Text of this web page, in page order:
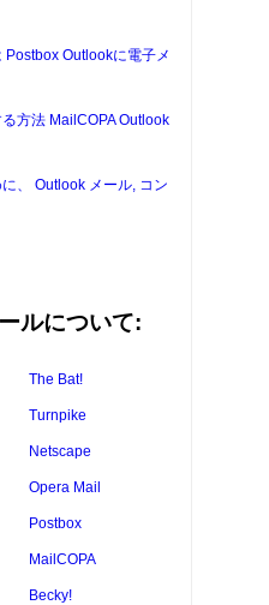
Postbox Outlookに電子メ
方法 MailCOPAOutlook
、 Outlook メール, コン
ルについて:
The Bat!
Turnpike
Netscape
Opera Mail
Postbox
MailCOPA
Becky!